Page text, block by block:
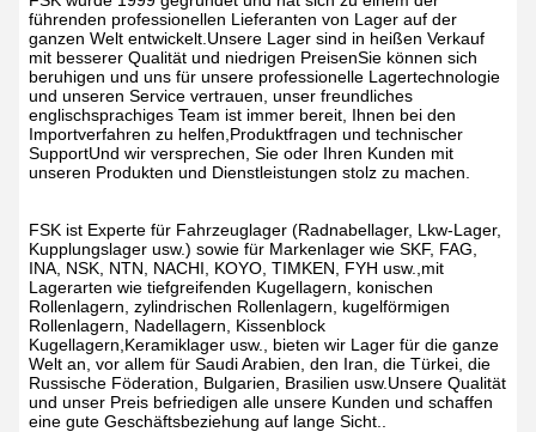
führenden professionellen Lieferanten von Lager auf der
ganzen Welt entwickelt.Unsere Lager sind in heißen Verkauf
mit besserer Qualität und niedrigen PreisenSie können sich
beruhigen und uns für unsere professionelle Lagertechnologie
und unseren Service vertrauen, unser freundliches
englischsprachiges Team ist immer bereit, Ihnen bei den
Importverfahren zu helfen,Produktfragen und technischer
SupportUnd wir versprechen, Sie oder Ihren Kunden mit
unseren Produkten und Dienstleistungen stolz zu machen.
FSK ist Experte für Fahrzeuglager (Radnabellager, Lkw-Lager,
Kupplungslager usw.) sowie für Markenlager wie SKF, FAG,
INA, NSK, NTN, NACHI, KOYO, TIMKEN, FYH usw.,mit
Lagerarten wie tiefgreifenden Kugellagern, konischen
Rollenlagern, zylindrischen Rollenlagern, kugelförmigen
Rollenlagern, Nadellagern, Kissenblock
Kugellagern,Keramiklager usw., bieten wir Lager für die ganze
Welt an, vor allem für Saudi Arabien, den Iran, die Türkei, die
Russische Föderation, Bulgarien, Brasilien usw.Unsere Qualität
und unser Preis befriedigen alle unsere Kunden und schaffen
eine gute Geschäftsbeziehung auf lange Sicht..